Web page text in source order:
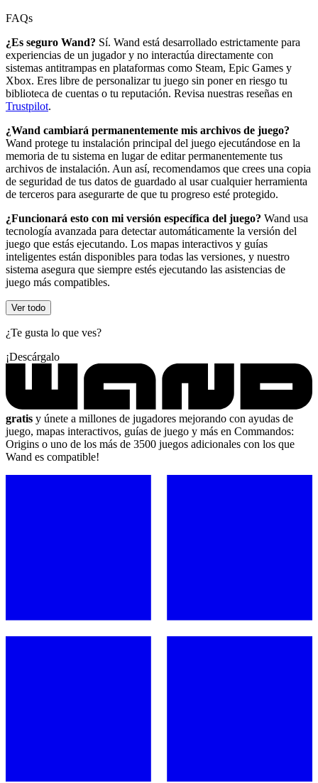
FAQs
¿Es seguro Wand? Sí. Wand está desarrollado estrictamente para
experiencias de un jugador y no interactúa directamente con
sistemas antitrampas en plataformas como Steam, Epic Games y
Xbox. Eres libre de personalizar tu juego sin poner en riesgo tu
biblioteca de cuentas o tu reputación. Revisa nuestras reseñas en
Trustpilot.
¿Wand cambiará permanentemente mis archivos de juego?
Wand protege tu instalación principal del juego ejecutándose en la
memoria de tu sistema en lugar de editar permanentemente tus
archivos de instalación. Aun así, recomendamos que crees una copia
de seguridad de tus datos de guardado al usar cualquier herramienta
de terceros para asegurarte de que tu progreso esté protegido.
¿Funcionará esto con mi versión específica del juego? Wand usa
tecnología avanzada para detectar automáticamente la versión del
juego que estás ejecutando. Los mapas interactivos y guías
inteligentes están disponibles para todas las versiones, y nuestro
sistema asegura que siempre estés ejecutando las asistencias de
juego más compatibles.
Ver todo
¿Te gusta lo que ves?
¡Descárgalo
gratis y únete a millones de jugadores mejorando con ayudas de
juego, mapas interactivos, guías de juego y más en Commandos:
Origins o uno de los más de 3500 juegos adicionales con los que
Wand es compatible!